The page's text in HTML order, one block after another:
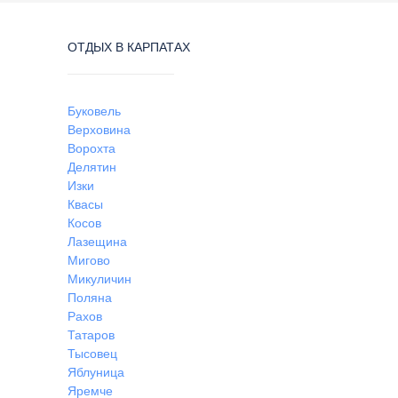
ОТДЫХ В КАРПАТАХ
Буковель
Верховина
Ворохта
Делятин
Изки
Квасы
Косов
Лазещина
Мигово
Микуличин
Поляна
Рахов
Татаров
Тысовец
Яблуница
Яремче